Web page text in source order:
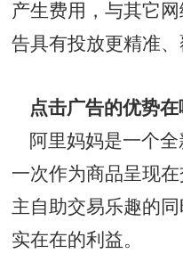
产生费用，与其它
告具有投放更精准、
点击广告的优势在
阿里妈妈是一个全
一次作为商品呈现
主自助交易乐趣的
实在在的利益。